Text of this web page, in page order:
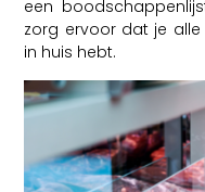
een
zorg ervoor dat je
in huis hebt.